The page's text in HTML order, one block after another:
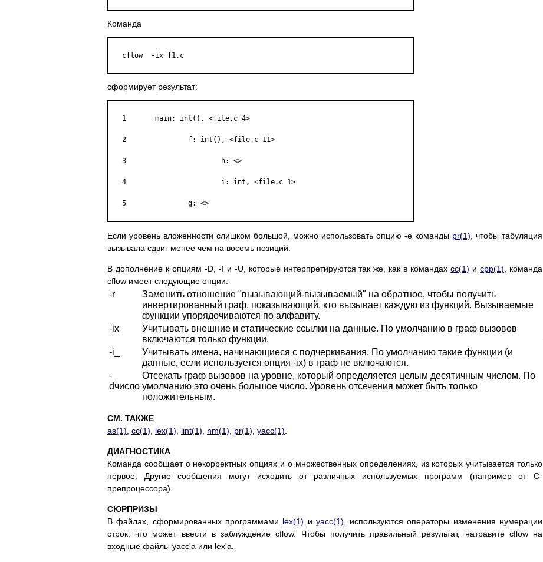
Команда
   cflow  -ix f1.c
сформирует результат:
   1       main: int(), <file.c 4>
   2               f: int(), <file.c 11>
   3                       h: <>
   4                       i: int, <file.c 1>
   5               g: <>
Если уровень вложенности слишком большой, можно использовать опцию -e команды pr(1) , чтобы табуляция
вызывала сдвиг менее чем на восемь позиций.
В дополнение к опциям -D, -I и -U, которые интерпретируются так же, как в командахcc(1) иcpp(1) , команда
cflow имеет следующие опции:
-r
Заменить отношение "вызывающий-вызываемый" на обратное, чтобы получить
инвертированный граф, показывающий, кто вызывает каждую из функций. Вызываемые
функции упорядочиваются по алфавиту.
-ix
Учитывать внешние и статические ссылки на данные. По умолчанию в граф вызовов
включаются только функции.
-i_
Учитывать имена, начинающиеся с подчеркивания. По умолчанию такие функции (и
данные, если используется опция -ix) в граф не включаются.
-
dчисло
Отсекать граф вызовов на уровне, который определяется целым десятичным числом. По
умолчанию это очень большое число. Уровень отсечения может быть только
положительным.
СМ. ТАКЖЕ
as(1) cc(1) lex(1) lint(1) nm(1) pr(1) yacc(1)
ДИАГНОСТИКА
Команда сообщает о некорректных опциях и о множественных определениях, из которых учитывается только
первое. Другие сообщения могут исходить от различных используемых программ (например от C-
препроцессора).
СЮРПРИЗЫ
В файлах, сформированных программами lex(1) и yacc(1) , используются операторы изменения нумерации
строк, что может ввести в заблуждение cflow. Чтобы получить правильный результат, натравите cflow на
входные файлы yacc'а или lex'а.